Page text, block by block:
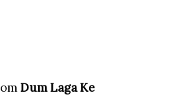
Dum Laga Ke